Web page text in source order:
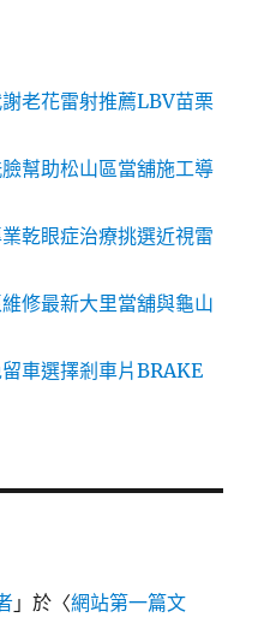
老花雷射推薦LBV苗栗
幫助松山區當舖施工導
乾眼症治療挑選近視雷
修最新大里當舖與龜山
車選擇剎車片BRAKE
」於〈網站第一篇文